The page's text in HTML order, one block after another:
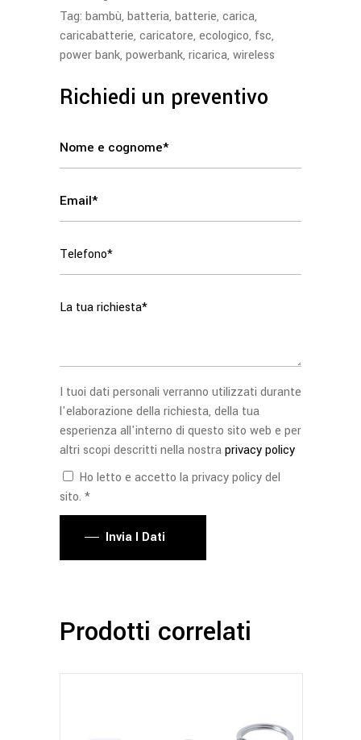
Tag: bambù, batteria, batterie, carica,
caricabatterie, caricatore, ecologico, fsc,
power bank, powerbank, ricarica, wireless
Richiedi un preventivo
I tuoi dati personali verranno utilizzati durante
l'elaborazione della richiesta, della tua
esperienza all'interno di questo sito web e per
altri scopi descritti nella nostraprivacy policy
Ho letto e accetto la privacy policy del
sito. *
Invia I Dati
Prodotti correlati